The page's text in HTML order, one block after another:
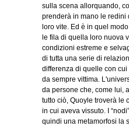
sulla scena allorquando,
prenderà in mano le redini
loro vite. Ed è in quel
le fila di quella loro nuova
condizioni estreme e
di tutta una serie di
differenza di quelle con
da sempre vittima.
da persone che, come lui,
tutto ciò, Quoyle troverà le
in cui aveva vissuto. I
quindi una metamorfosi la